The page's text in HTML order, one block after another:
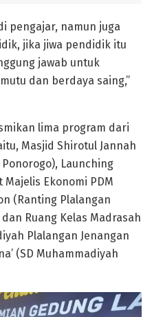
pengajar, namun juga
jika jiwa pendidik itu
jawab untuk
dan berdaya saing,”
lima program dari
Masjid Shirotul Jannah
Launching
Majelis Ekonomi PDM
(Ranting Plalangan
Ruang Kelas Madrasah
Plalangan Jenangan
(SD Muhammadiyah